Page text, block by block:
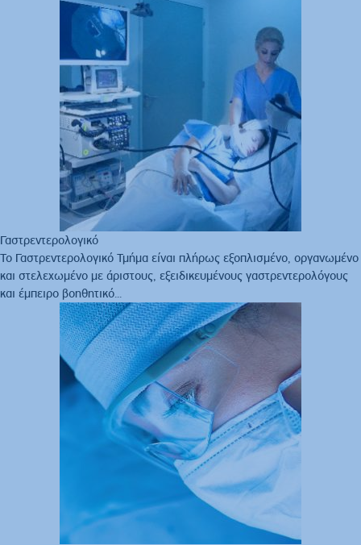
Γαστρεντερολογικό
Το Γαστρεντερολογικό Τμήμα είναι πλήρως εξοπλισμένο, οργανωμένο
και στελεχωμένο με άριστους, εξειδικευμένους γαστρεντερολόγους
και έμπειρο βοηθητικό...